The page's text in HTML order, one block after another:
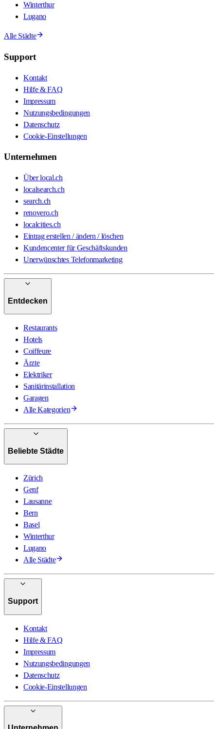
Winterthur
Lugano
Alle Städte
Support
Kontakt
Hilfe & FAQ
Impressum
Nutzungsbedingungen
Datenschutz
Cookie-Einstellungen
Unternehmen
Über local.ch
localsearch.ch
search.ch
renovero.ch
localcities.ch
Eintrag erstellen / ändern / löschen
Kundencenter für Geschäftskunden
Unerwünschtes Telefonmarketing
Entdecken
Restaurants
Hotels
Coiffeure
Ärzte
Elektriker
Sanitärinstallation
Garagen
Alle Kategorien
Beliebte Städte
Zürich
Genf
Lausanne
Bern
Basel
Winterthur
Lugano
Alle Städte
Support
Kontakt
Hilfe & FAQ
Impressum
Nutzungsbedingungen
Datenschutz
Cookie-Einstellungen